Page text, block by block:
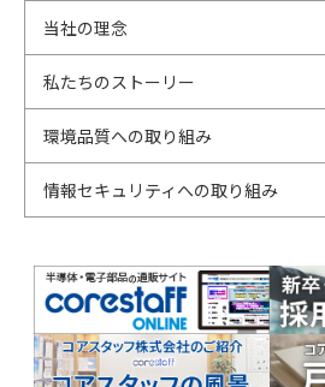
当社の理念
私たちのストーリー
環境品質への取り組み
情報セキュリティへの取り組み